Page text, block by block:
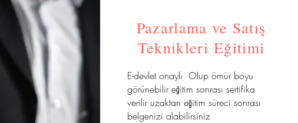
Pazarlama ve Satış
Teknikleri Eğitimi
E-devlet onaylı Olup ömür boyu
görünebilir eğitim sonrası sertifika
verilir uzaktan eğitim süreci sonrası
belgenizi alabilirsiniz